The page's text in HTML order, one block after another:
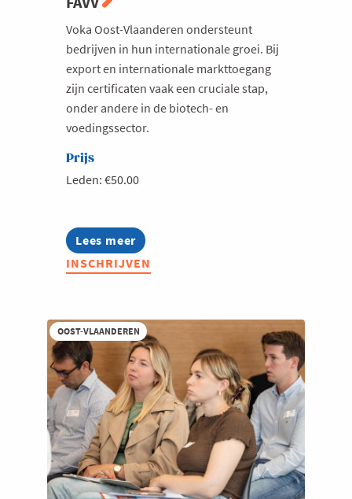
Voka Oost-Vlaanderen ondersteunt
bedrijven in hun internationale groei. Bij
export en internationale markttoegang
zijn certificaten vaak een cruciale stap,
onder andere in de biotech- en
voedingssector.
Prijs
Leden: €50.00
Lees meer
about
Ontbijtsessie
|
FAVV
INSCHRIJVEN
OOST-VLAANDEREN